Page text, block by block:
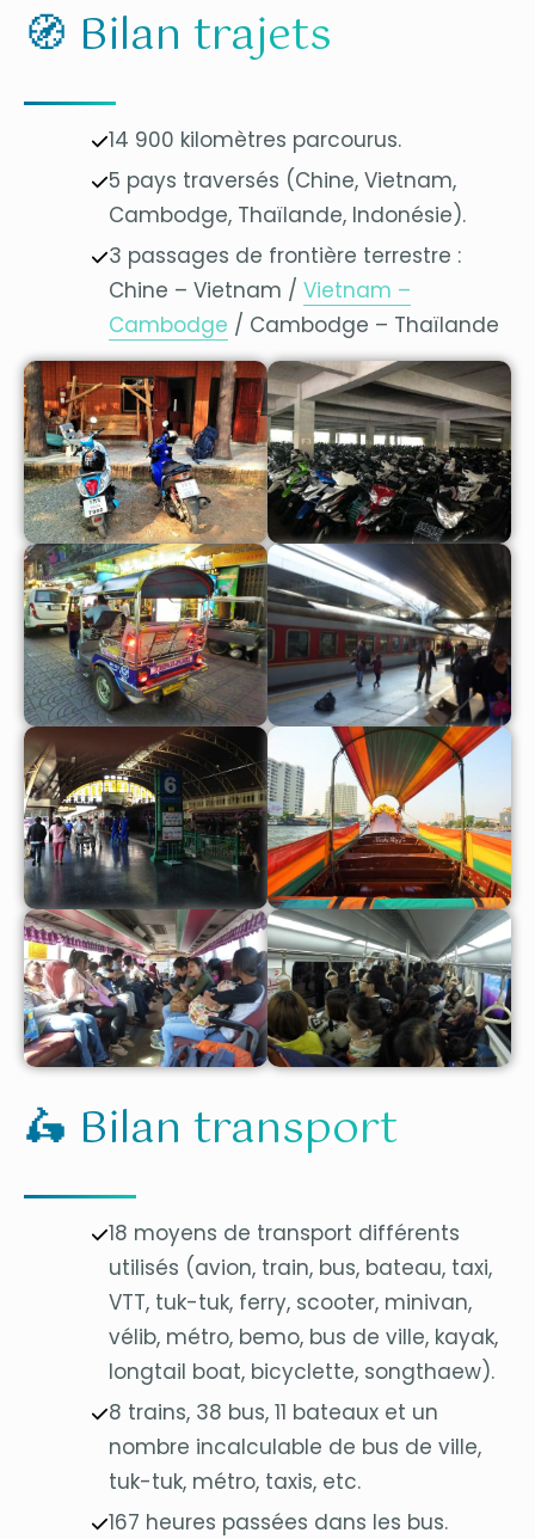
🧭 Bilan trajets
14 900 kilomètres parcourus.
5 pays traversés (Chine, Vietnam,
Cambodge, Thaïlande, Indonésie).
3 passages de frontière terrestre :
Chine – Vietnam / Vietnam –
Cambodge / Cambodge – Thaïlande
🛵 Bilan transport
18 moyens de transport différents
utilisés (avion, train, bus, bateau, taxi,
VTT, tuk-tuk, ferry, scooter, minivan,
vélib, métro, bemo, bus de ville, kayak,
longtail boat, bicyclette, songthaew).
8 trains, 38 bus, 11 bateaux et un
nombre incalculable de bus de ville,
tuk-tuk, métro, taxis, etc.
167 heures passées dans les bus.